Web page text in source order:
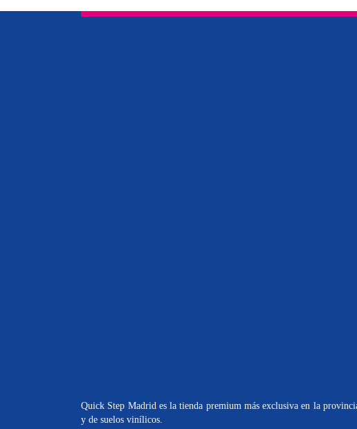
Quick Step Madrid es la tienda premium más exclusiva en la
y de suelos vinílicos.